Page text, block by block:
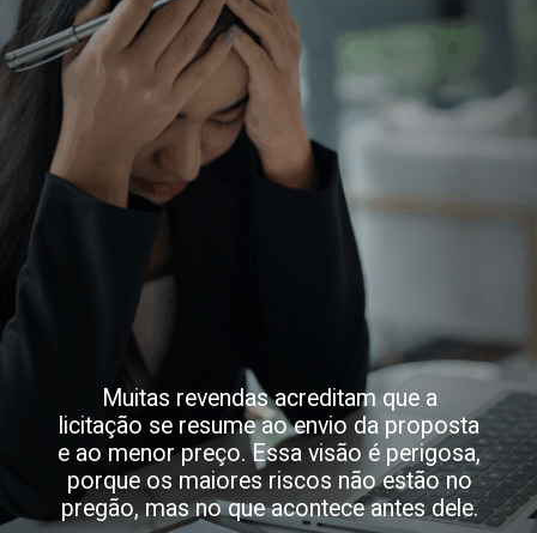
Muitas revendas acreditam que a
licitação se resume ao envio da proposta
e ao menor preço. Essa visão é perigosa,
porque os maiores riscos não estão no
pregão, mas no que acontece antes dele.